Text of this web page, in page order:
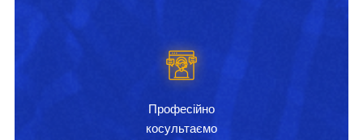
Професійно
косультаємо